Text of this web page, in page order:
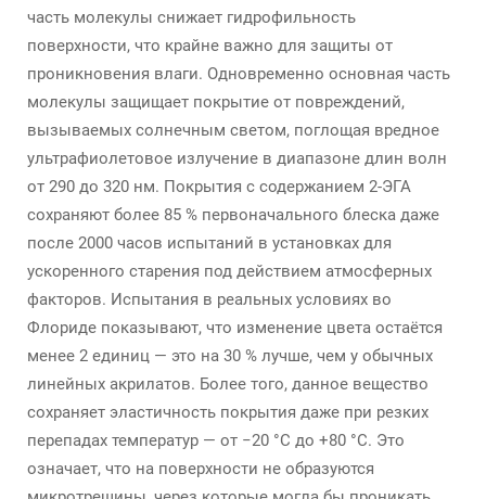
часть молекулы снижает гидрофильность
поверхности, что крайне важно для защиты от
проникновения влаги. Одновременно основная часть
молекулы защищает покрытие от повреждений,
вызываемых солнечным светом, поглощая вредное
ультрафиолетовое излучение в диапазоне длин волн
от 290 до 320 нм. Покрытия с содержанием 2-ЭГА
сохраняют более 85 % первоначального блеска даже
после 2000 часов испытаний в установках для
ускоренного старения под действием атмосферных
факторов. Испытания в реальных условиях во
Флориде показывают, что изменение цвета остаётся
менее 2 единиц — это на 30 % лучше, чем у обычных
линейных акрилатов. Более того, данное вещество
сохраняет эластичность покрытия даже при резких
перепадах температур — от −20 °C до +80 °C. Это
означает, что на поверхности не образуются